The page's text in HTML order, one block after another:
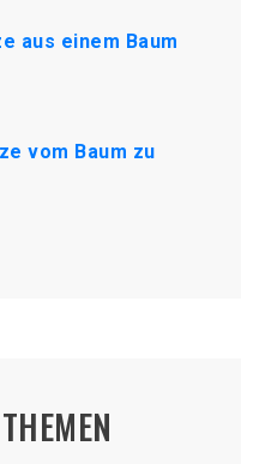
aus einem Baum
vom Baum zu